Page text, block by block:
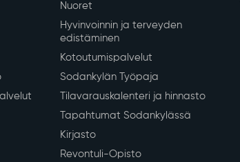
Nuoret
Hyvinvoinnin ja terveyden
edistäminen
Kotoutumispalvelut
Sodankylän Työpaja
Tilavarauskalenteri ja hinnasto
Tapahtumat Sodankylässä
Kirjasto
Revontuli-Opisto